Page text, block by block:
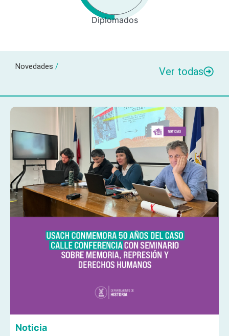
Diplomados
Novedades / Ver todas
Noticia